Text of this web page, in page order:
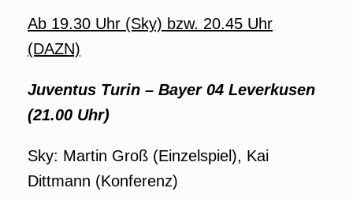
Ab 19.30 Uhr (Sky) bzw. 20.45 Uhr
(DAZN)
Juventus Turin – Bayer 04 Leverkusen
(21.00 Uhr)
Sky: Martin Groß (Einzelspiel), Kai
Dittmann (Konferenz)